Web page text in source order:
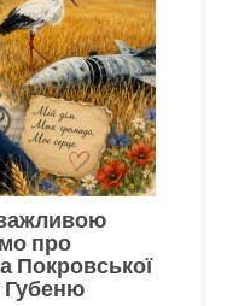
про
Покровської
Губеню